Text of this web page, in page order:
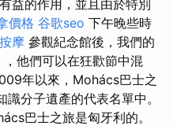
益的作用，並且由於特別
價格 谷歌seo 下午晚些時
摩 參觀紀念館後，我們的
他們可以在狂歡節中混
年以來，Mohács巴士之
分子遺產的代表名單中。
巴士之旅是匈牙利的。